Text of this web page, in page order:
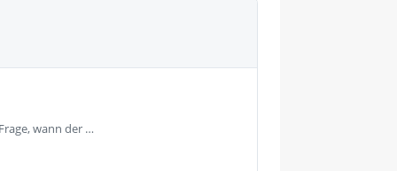
wann der …